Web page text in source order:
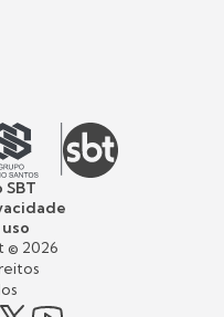
SBT
© 2026